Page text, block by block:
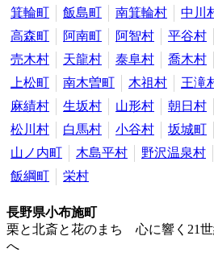
箕輪町
飯島町 南箕輪村 中川
高森町
阿南町 阿智村 平谷村
売木村
天龍村 泰阜村 喬木村
上松町
南木曽町 木祖村 王滝
麻績村
生坂村 山形村 朝日村
松川村
白馬村 小谷村 坂城町
山ノ内町
木島平村 野沢温泉村
飯綱町
栄村
長野県小布施町
栗と北斎と花のまち 心に響く21
へ